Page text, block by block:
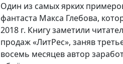
Один из самых ярких
фантаста Макса Глебова,
2018 г. Книгу заметили
продаж «ЛитРес», заняв
восемь месяцев автор